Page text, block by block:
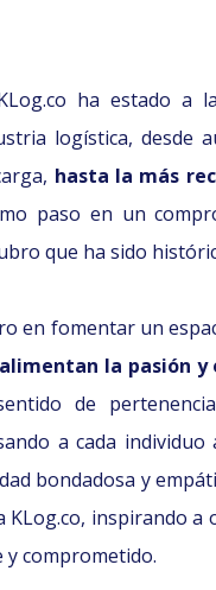
ha estado a
logística, desde
hasta la más
paso en un
que ha sido
en fomentar un
la pasión y
de
a cada
bondadosa y
KLog.co, inspirando
y comprometido.